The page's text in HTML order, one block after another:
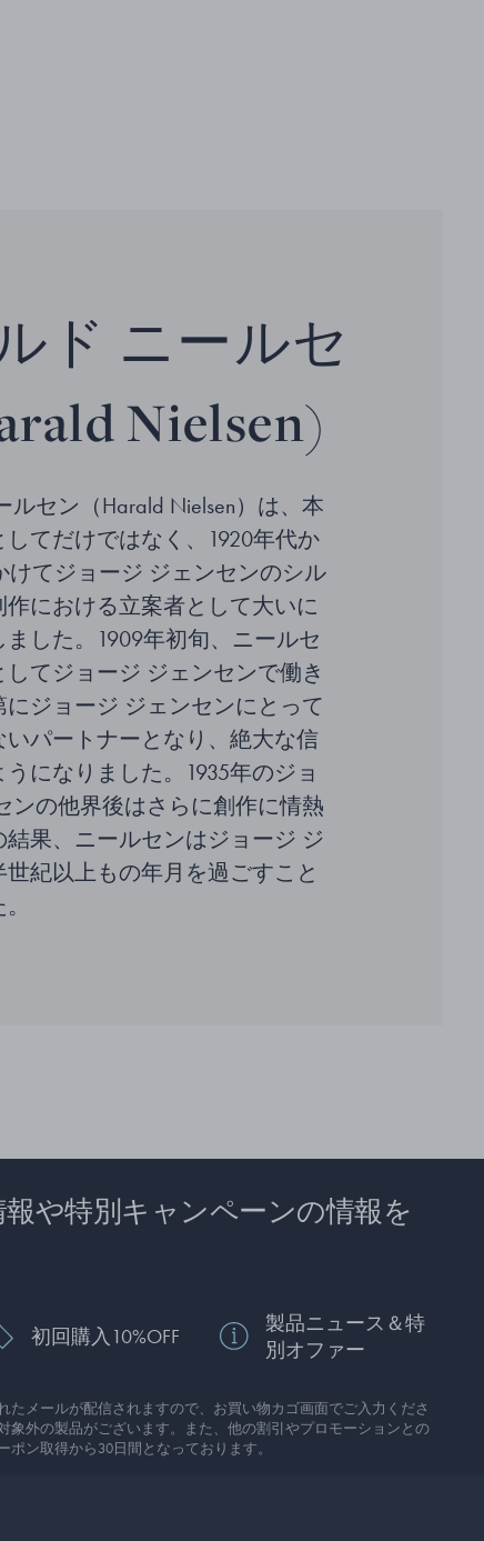
ド ニールセ
Nielsen)
ルセン（Harald Nielsen）は、本
てだけではなく、1920年代か
けてジョージ ジェンセンのシル
における立案者として大いに
した。1909年初旬、ニールセ
てジョージ ジェンセンで働き
ジョージ ジェンセンにとって
いパートナーとなり、絶大な信
になりました。1935年のジョ
ンの他界後はさらに創作に情熱
結果、ニールセンはジョージ ジ
世紀以上もの年月を過ごすこと
や特別キャンペーンの情報を
初回購入10%OFF
製品ニュース＆特
別オファー
たメールが配信されますので、お買い物カゴ画面でご入力くださ
象外の製品がございます。また、他の割引やプロモーションとの
ン取得から30日間となっております。